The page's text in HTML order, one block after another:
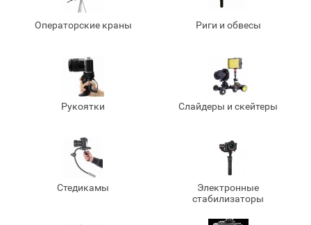
Операторские краны Риги и обвесы
Рукоятки Слайдеры и скейтеры
Стедикамы
Электронные
стабилизаторы